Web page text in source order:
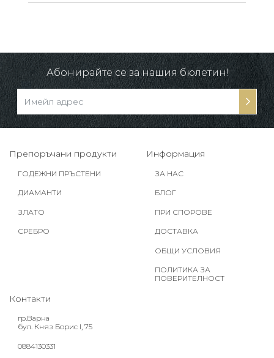
Абонирайте се за нашия бюлетин!
Препоръчани продукти
ГОДЕЖНИ ПРЪСТЕНИ
ДИАМАНТИ
ЗЛАТО
СРЕБРО
Информация
ЗА НАС
БЛОГ
ПРИ СПОРОВЕ
ДОСТАВКА
ОБЩИ УСЛОВИЯ
ПОЛИТИКА ЗА
ПОВЕРИТЕЛНОСТ
Контакти
гр.Варна
бул. Княз Борис I, 75
0884130331